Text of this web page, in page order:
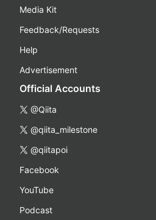
Media Kit
Feedback/Requests
Help
Advertisement
Official Accounts
@Qiita
@qiita_milestone
@qiitapoi
Facebook
YouTube
Podcast